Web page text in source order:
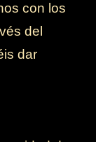
con los
del
dar